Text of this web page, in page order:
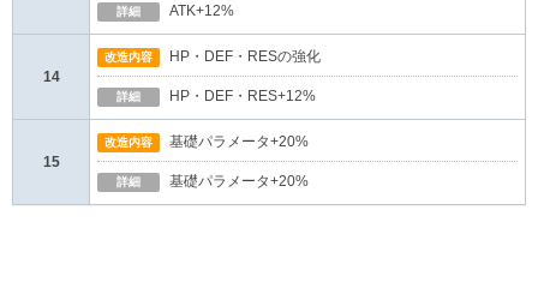
詳細 ATK+12%
14
改造内容 HP・DEF・RESの強化
詳細 HP・DEF・RES+12%
15
改造内容 基礎パラメータ+20%
詳細 基礎パラメータ+20%